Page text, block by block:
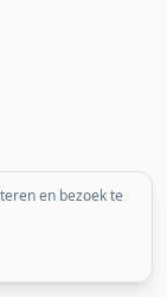
en bezoek te